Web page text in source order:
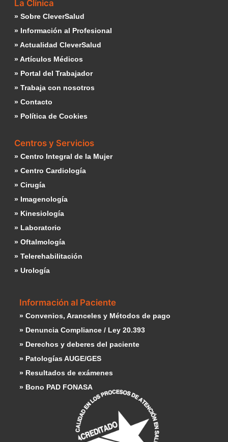
La Clínica
» Sobre CleverSalud
» Información al Profesional
» Actualidad CleverSalud
» Artículos Médicos
» Portal del Trabajador
» Trabaja con nosotros
» Contacto
» Política de Cookies
Centros y Servicios
» Centro Integral de la Mujer
» Centro Cardiología
» Cirugía
» Imagenología
» Kinesiología
» Laboratorio
» Oftalmología
» Telerehabilitación
» Urología
Información al Paciente
» Convenios, Aranceles y Métodos de pago
» Denuncia Compliance / Ley 20.393
» Derechos y deberes del paciente
» Patologías AUGE/GES
» Resultados de exámenes
» Bono PAD FONASA